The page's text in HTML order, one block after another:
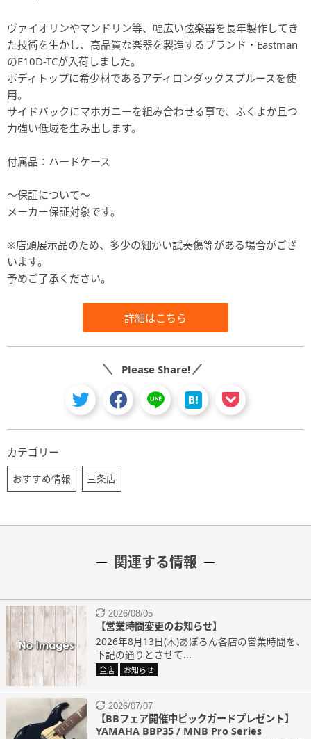
ヴァイオリンやマンドリン等、幅広い弦楽器を長年製作してき
た技術を生かし、高品質な楽器を製造するブランド・Eastman
のE10D-TCが入荷しました。
ボディトップに希少材であるアディロンダックスプルースを使
用。
サイドバックにマホガニーを組み合わせる事で、ふくよか且つ
力強い低域を生み出します。
付属品：ハードケース
～保証について～
メーカー保証対象です。
※店頭展示品のため、多少の細かい試奏傷等がある場合がござ
います。
予めご了承ください。
詳細はこちら
Please Share!
カテゴリー
おすすめ情報 三条店
関連する情報
2026/08/05
【営業時間変更のお知らせ】
2026年8月13日(木)あぽろん各店の営業時間を、
下記の通りとさせて...
全店 お知らせ
2026/07/07
【BBフェア開催中ピックガードプレゼント】
YAMAHA BBP35 / MNB Pro Series